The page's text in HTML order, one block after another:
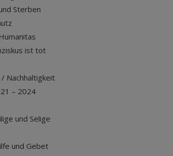
Sterben
ist tot
/ Nachhaltigkeit
– 2024
und Selige
und Gebet